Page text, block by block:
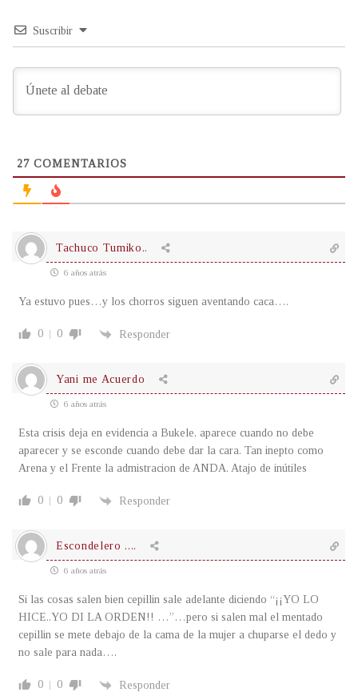
Suscribir
27 COMENTARIOS
Tachuco Tumiko..
6 años atrás
Ya estuvo pues…y los chorros siguen aventando caca….
0 0 Responder
Yani me Acuerdo
6 años atrás
Esta crisis deja en evidencia a Bukele, aparece cuando no debe
aparecer y se esconde cuando debe dar la cara. Tan inepto como
Arena y el Frente la admistracion de ANDA. Atajo de inútiles
0 0 Responder
Escondelero ....
6 años atrás
Si las cosas salen bien cepillin sale adelante diciendo “¡¡YO LO
HICE..YO DI LA ORDEN!! …”…pero si salen mal el mentado
cepillin se mete debajo de la cama de la mujer a chuparse el dedo y
no sale para nada….
0 0 Responder